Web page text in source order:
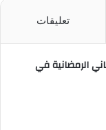
تعليقات
الرمضانية في